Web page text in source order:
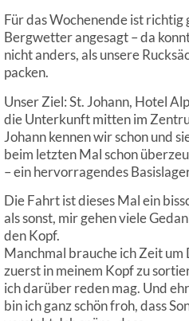
Für das Wochenende ist richtig
Bergwetter angesagt – da
nicht anders, als unsere
packen.
Unser Ziel: St. Johann, Hotel
die Unterkunft mitten im
Johann kennen wir schon und
beim letzten Mal schon
– ein hervorragendes
Die Fahrt ist dieses Mal ein
als sonst, mir gehen viele
den Kopf.
Manchmal brauche ich Zeit um
zuerst in meinem Kopf zu
ich darüber reden mag. Und
bin ich ganz schön froh, dass